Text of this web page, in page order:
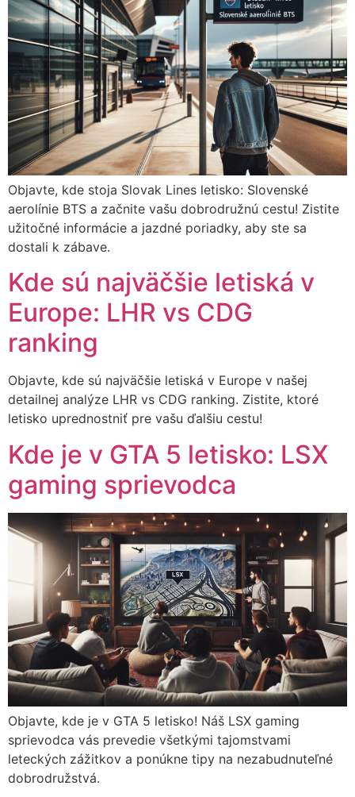
Objavte, kde stoja Slovak Lines letisko: Slovenské
aerolínie BTS a začnite vašu dobrodružnú cestu! Zistite
užitočné informácie a jazdné poriadky, aby ste sa
dostali k zábave.
Kde sú najväčšie letiská v
Europe: LHR vs CDG
ranking
Objavte, kde sú najväčšie letiská v Europe v našej
detailnej analýze LHR vs CDG ranking. Zistite, ktoré
letisko uprednostniť pre vašu ďalšiu cestu!
Kde je v GTA 5 letisko: LSX
gaming sprievodca
Objavte, kde je v GTA 5 letisko! Náš LSX gaming
sprievodca vás prevedie všetkými tajomstvami
leteckých zážitkov a ponúkne tipy na nezabudnuteľné
dobrodružstvá.